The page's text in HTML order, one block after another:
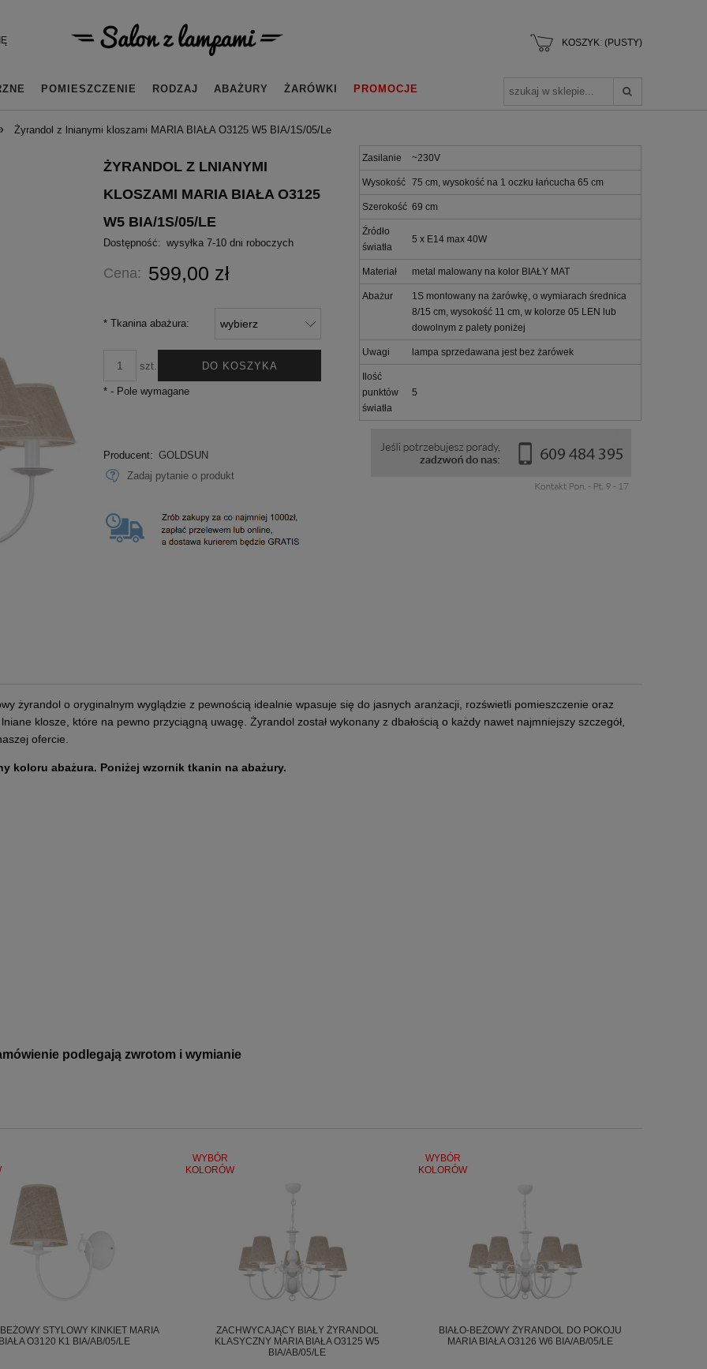
KOSZYK: (PUSTY)
POMIESZCZENIE RODZAJ ABAŻURY ŻARÓWKI PROMOCJE
Żyrandol z lnianymi kloszami MARIA BIAŁA O3125 W5 BIA/1S/05/Le
ŻYRANDOL Z LNIANYMI
KLOSZAMI MARIA BIAŁA O3125
W5 BIA/1S/05/LE
Dostępność: wysyłka 7-10 dni roboczych
Cena: 599,00 zł
* Tkanina abażura:
szt. DO KOSZYKA
* - Pole wymagane
Producent: GOLDSUN
Zadaj pytanie o produkt
Zasilanie ~230V
Wysokość 75 cm, wysokość na 1 oczku łańcucha 65 cm
Szerokość 69 cm
Źródło
światła
5 x E14 max 40W
Materiał metal malowany na kolor BIAŁY MAT
Abażur
1S montowany na żarówkę, o wymiarach średnica
8/15 cm, wysokość 11 cm, w kolorze 05 LEN lub
dowolnym z palety poniżej
Uwagi lampa sprzedawana jest bez żarówek
Ilość
punktów
światła
5
żyrandol o oryginalnym wyglądzie z pewnością idealnie wpasuje się do jasnych aranżacji, rozświetli pomieszczenie oraz
klosze, które na pewno przyciągną uwagę. Żyrandol został wykonany z dbałością o każdy nawet najmniejszy szczegół,
ofercie.
koloru abażura. Poniżej wzornik tkanin na abażury.
podlegają zwrotom i wymianie
STYLOWY KINKIET MARIA
BIAŁA O3120 K1 BIA/AB/05/LE
WYBÓR
KOLORÓW
ZACHWYCAJĄCY BIAŁY ŻYRANDOL
KLASYCZNY MARIA BIAŁA O3125 W5
BIA/AB/05/LE
WYBÓR
KOLORÓW
BIAŁO-BEŻOWY ŻYRANDOL DO POKOJU
MARIA BIAŁA O3126 W6 BIA/AB/05/LE